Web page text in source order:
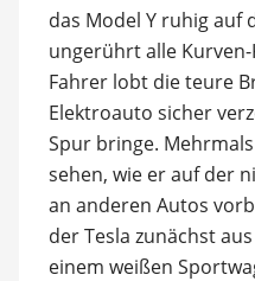
das Model Y ruhig auf
ungerührt alle
Fahrer lobt die teure
Elektroauto sicher
Spur bringe.
sehen, wie er auf der
an anderen Autos
der Tesla zunächst
einem weißen